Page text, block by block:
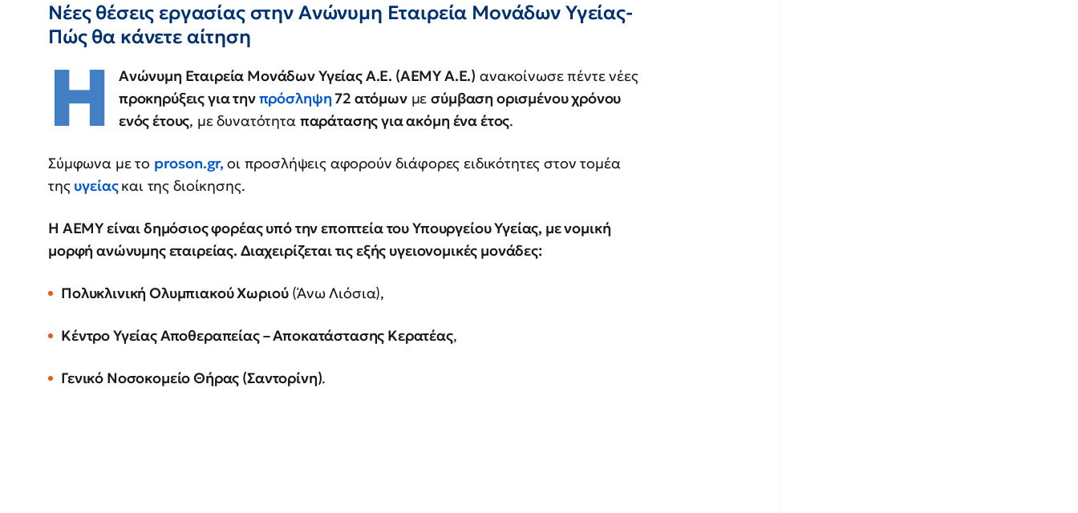
Nέες θέσεις εργασίας στην Ανώνυμη Εταιρεία Μονάδων Υγείας-
Πώς θα κάνετε αίτηση
Η Ανώνυμη Εταιρεία Μονάδων Υγείας Α.Ε. (ΑΕΜΥ Α.Ε.) ανακοίνωσε πέντε νέες
προκηρύξεις για τηνπρόσληψη72 ατόμωνμεσύμβαση ορισμένου χρόνου
ενός έτους, με δυνατότητα παράτασης για ακόμη ένα έτος.
Σύμφωνα με το proson.gr,οι προσλήψεις αφορούν διάφορες ειδικότητες στον τομέα
της υγείαςκαι της διοίκησης.
Η ΑΕΜΥ είναι δημόσιος φορέας υπό την εποπτεία του Υπουργείου Υγείας, με νομική
μορφή ανώνυμης εταιρείας. Διαχειρίζεται τις εξής υγειονομικές μονάδες:
Πολυκλινική Ολυμπιακού Χωριού(Άνω Λιόσια),
Κέντρο Υγείας Αποθεραπείας – Αποκατάστασης Κερατέας,
Γενικό Νοσοκομείο Θήρας (Σαντορίνη).